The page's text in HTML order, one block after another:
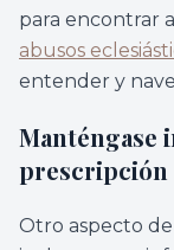
para encontrar
abusos
entender y
Manténgase
prescripción
Otro aspecto